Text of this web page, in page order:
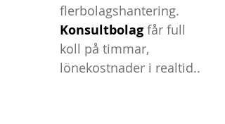
flerbolagshantering.
Konsultbolag får full
koll på timmar,
lönekostnader i realtid..